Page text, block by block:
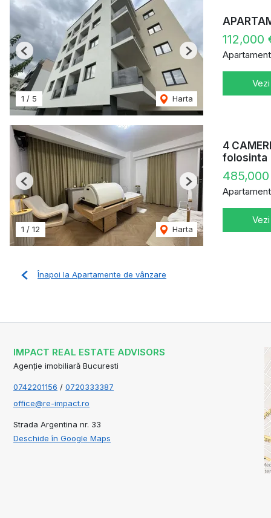
1 / 5 Harta
Previous Next
112,000
1 / 12 Harta
Previous Next
4
folosinta
Înapoi la Apartamente de vânzare
IMPACT REAL ESTATE ADVISORS
Agenție imobiliară Bucuresti
0742201156 / 0720333387
office@re-impact.ro
Strada Argentina nr. 33
Deschide în Google Maps